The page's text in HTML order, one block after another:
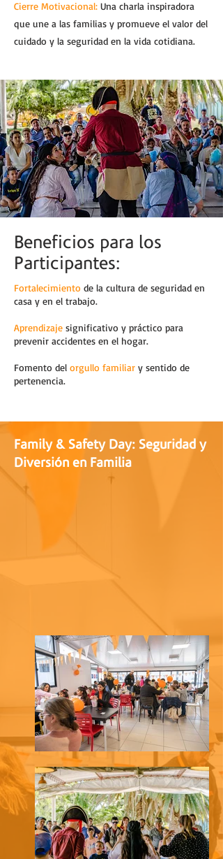
Cierre Motivacional: Una charla inspiradora
que une a las familias y promueve el valor del
cuidado y la seguridad en la vida cotidiana.
Beneficios para los
Participantes:
Fortalecimiento de la cultura de seguridad en
casa y en el trabajo.
Aprendizaje significativo y práctico para
prevenir accidentes en el hogar.
Fomento del orgullo familiar y sentido de
pertenencia.
Family & Safety Day: Seguridad y
Diversión en Familia